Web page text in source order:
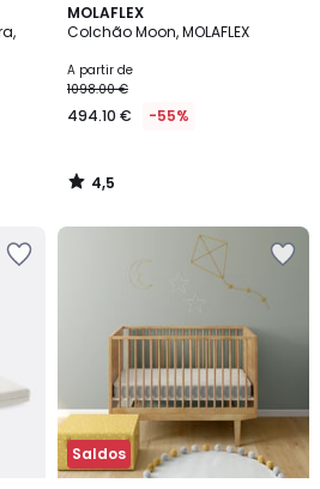
MOLAFLEX
Colchão Moon, MOLAFLEX
A partir de
1098.00 €
494.10 € -55%
4,5
/ 5
4,5
/
Saldos